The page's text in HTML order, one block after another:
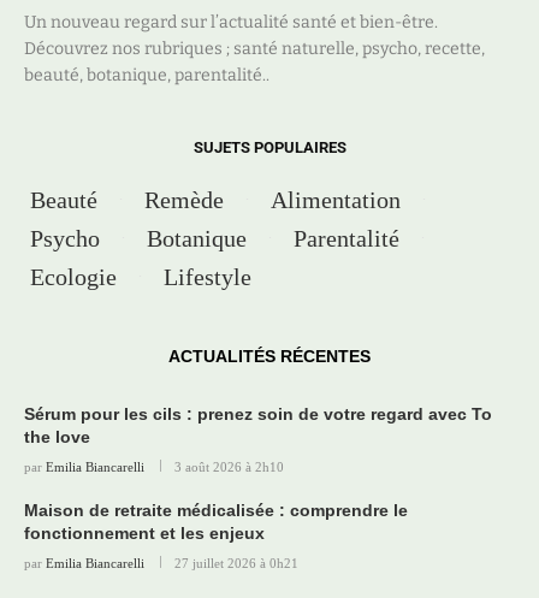
Un nouveau regard sur l’actualité santé et bien-être.
Découvrez nos rubriques ; santé naturelle, psycho, recette,
beauté, botanique, parentalité..
SUJETS POPULAIRES
Beauté Remède
Alimentation
Psycho
Botanique
Parentalité
Ecologie
Lifestyle
ACTUALITÉS RÉCENTES
Sérum pour les cils : prenez soin de votre regard avec To
the love
par Emilia Biancarelli 3 août 2026 à 2h10
Maison de retraite médicalisée : comprendre le
fonctionnement et les enjeux
par Emilia Biancarelli 27 juillet 2026 à 0h21